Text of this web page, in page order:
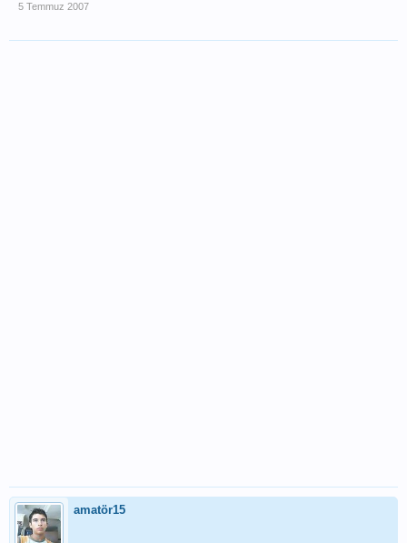
5 Temmuz 2007
amatör15